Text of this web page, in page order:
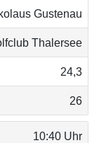
Gustenau
Thalersee
24,3
26
10:40 Uhr